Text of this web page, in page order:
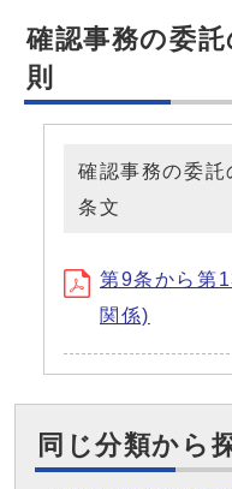
確認事務の委
則
確認事務の委
条文
第9条から第
関係)
同じ分類から